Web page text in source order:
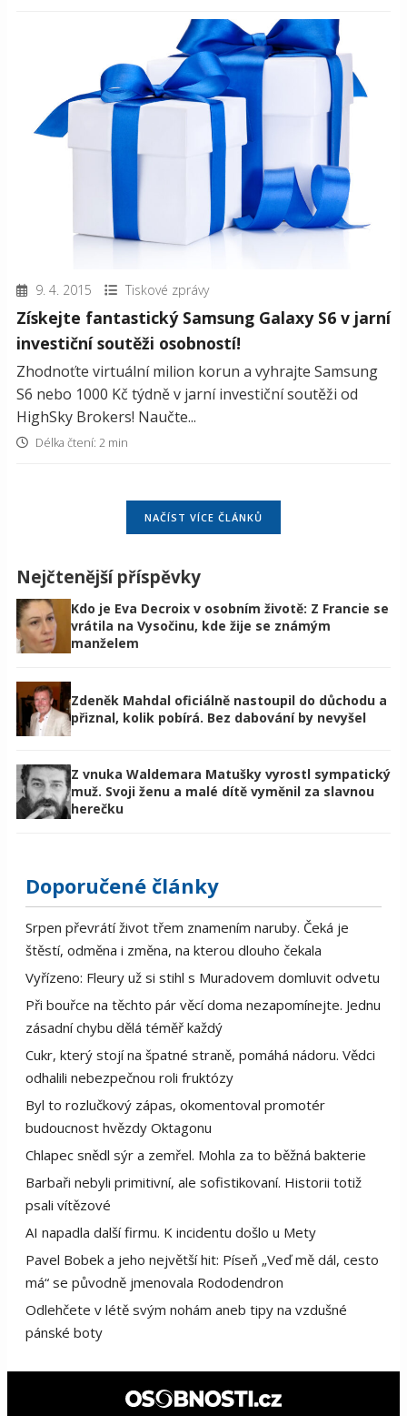
9. 4. 2015 Tiskové zprávy
Získejte fantastický Samsung Galaxy S6 v jarní
investiční soutěži osobností!
Zhodnoťte virtuální milion korun a vyhrajte Samsung
S6 nebo 1000 Kč týdně v jarní investiční soutěži od
HighSky Brokers! Naučte...
Délka čtení: 2 min
NAČÍST VÍCE ČLÁNKŮ
Nejčtenější příspěvky
Kdo je Eva Decroix v osobním životě: Z Francie se
vrátila na Vysočinu, kde žije se známým
manželem
Zdeněk Mahdal oficiálně nastoupil do důchodu a
přiznal, kolik pobírá. Bez dabování by nevyšel
Z vnuka Waldemara Matušky vyrostl sympatický
muž. Svoji ženu a malé dítě vyměnil za slavnou
herečku
Doporučené články
Srpen převrátí život třem znamením naruby. Čeká je
štěstí, odměna i změna, na kterou dlouho čekala
Vyřízeno: Fleury už si stihl s Muradovem domluvit odvetu
Při bouřce na těchto pár věcí doma nezapomínejte. Jednu
zásadní chybu dělá téměř každý
Cukr, který stojí na špatné straně, pomáhá nádoru. Vědci
odhalili nebezpečnou roli fruktózy
Byl to rozlučkový zápas, okomentoval promotér
budoucnost hvězdy Oktagonu
Chlapec snědl sýr a zemřel. Mohla za to běžná bakterie
Barbaři nebyli primitivní, ale sofistikovaní. Historii totiž
psali vítězové
AI napadla další firmu. K incidentu došlo u Mety
Pavel Bobek a jeho největší hit: Píseň „Veď mě dál, cesto
má“ se původně jmenovala Rododendron
Odlehčete v létě svým nohám aneb tipy na vzdušné
pánské boty